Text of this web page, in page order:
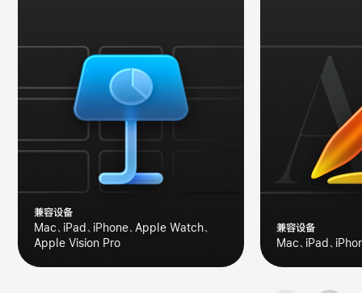
兼容设备
Mac、iPad、iPhone、Apple Watch、
Apple Vision Pro
兼容设备
Mac、iPad、